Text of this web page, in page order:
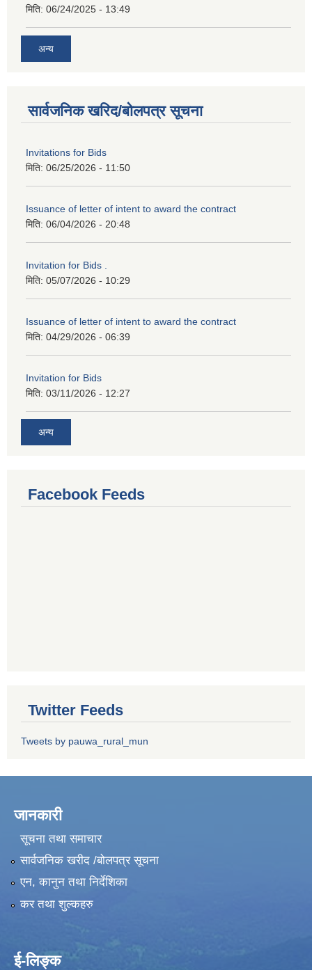
मिति: 06/24/2025 - 13:49
अन्य
सार्वजनिक खरिद/बोलपत्र सूचना
Invitations for Bids
मिति: 06/25/2026 - 11:50
Issuance of letter of intent to award the contract
मिति: 06/04/2026 - 20:48
Invitation for Bids .
मिति: 05/07/2026 - 10:29
Issuance of letter of intent to award the contract
मिति: 04/29/2026 - 06:39
Invitation for Bids
मिति: 03/11/2026 - 12:27
अन्य
Facebook Feeds
Twitter Feeds
Tweets by pauwa_rural_mun
जानकारी
सूचना तथा समाचार
सार्वजनिक खरीद /बोलपत्र सूचना
एन, कानुन तथा निर्देशिका
कर तथा शुल्कहरु
ई-लिङ्क